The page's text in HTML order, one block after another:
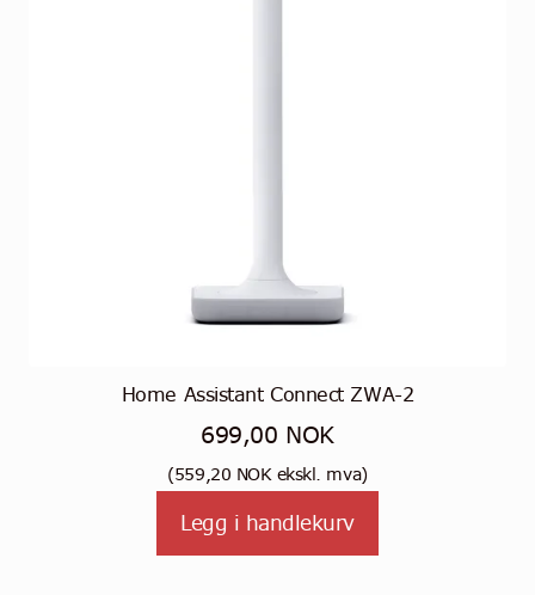
Home Assistant Connect ZWA-2
699,00 NOK
(559,20 NOKekskl. mva)
Legg i handlekurv